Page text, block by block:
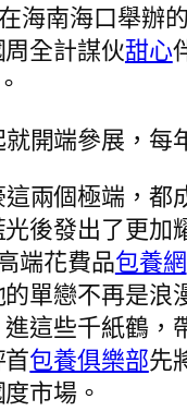
海南海口舉辦
全計謀伙甜心
開端參展，每
兩個極端，都
後發出了更加
端花費品包養網
單戀不再是浪
這些千紙鶴，
包養俱樂部先
市場。